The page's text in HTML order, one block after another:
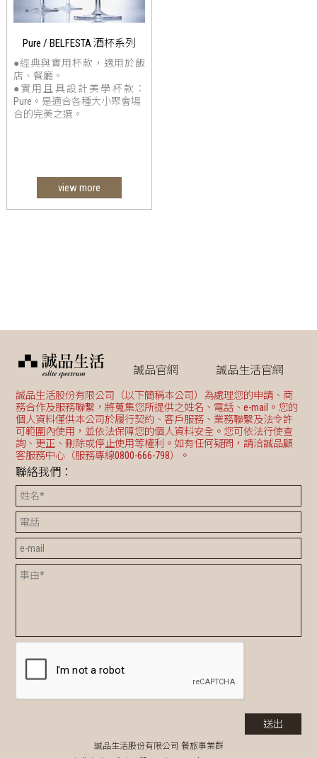
Pure / BELFESTA 酒杯系列
●經典與實用杯款，適用於飯
店、餐廳。
●實用且具設計美學杯款：
Pure。是適合各種大小聚會場
合的完美之選。
view more
誠品官網 誠品生活官網
誠品生活股份有限公司（以下簡稱本公司）為處理您的申請、商
務合作及服務聯繫，將蒐集您所提供之姓名、電話、e-mail。您的
個人資料僅供本公司於履行契約、客戶服務、業務聯繫及法令許
可範圍內使用，並依法保障您的個人資料安全。您可依法行使查
詢、更正、刪除或停止使用等權利。如有任何疑問，請洽誠品顧
客服務中心（服務專線0800-666-798）。
聯絡我們：
誠品生活股份有限公司 餐旅事業群